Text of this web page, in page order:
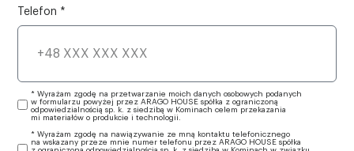
Telefon *
* Wyrażam zgodę na przetwarzanie moich danych osobowych podanych
w formularzu powyżej przez ARAGO HOUSE spółka z ograniczoną
odpowiedzialnością sp. k. z siedzibą w Kominach celem przekazania
mi materiałów o produkcie i technologii.
* Wyrażam zgodę na nawiązywanie ze mną kontaktu telefonicznego
na wskazany przeze mnie numer telefonu przez ARAGO HOUSE spółka